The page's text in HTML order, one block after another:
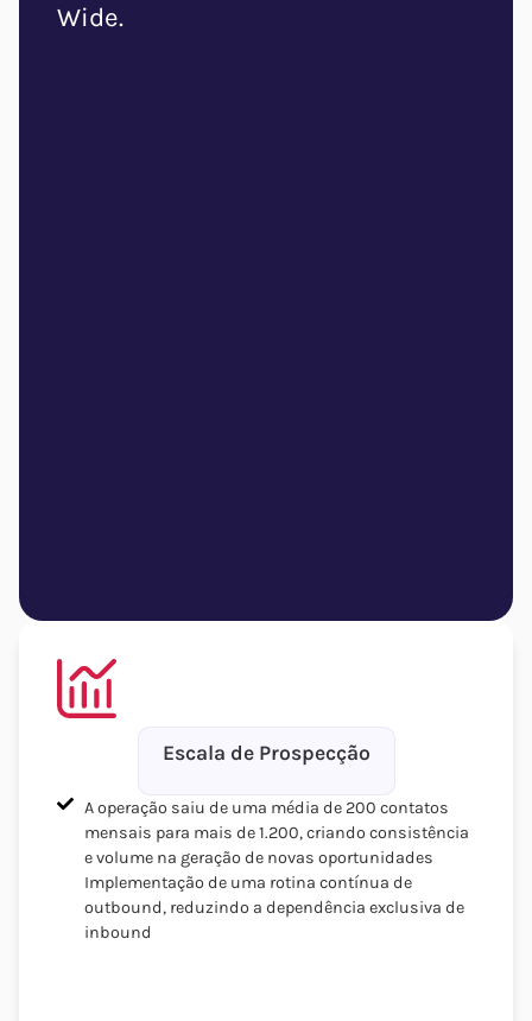
Wide.
Escala de Prospecção
A operação saiu de uma média de 200 contatos
mensais para mais de 1.200, criando consistência
e volume na geração de novas oportunidades
Implementação de uma rotina contínua de
outbound, reduzindo a dependência exclusiva de
inbound